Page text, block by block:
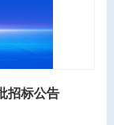
招标公告